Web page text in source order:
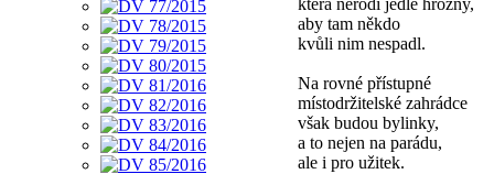
která nerodí jedlé hrozny,
aby tam někdo
kvůli nim nespadl.
Na rovné přístupné
místodržitelské zahrádce
však budou bylinky,
a to nejen na parádu,
ale i pro užitek.